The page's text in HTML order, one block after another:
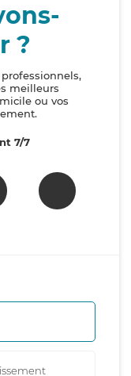
?
meilleurs
ou vos
7/7